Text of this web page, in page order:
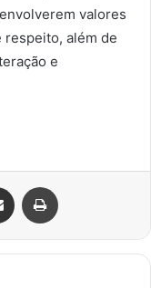
valores
além de
e
Compartilhar via e-mail